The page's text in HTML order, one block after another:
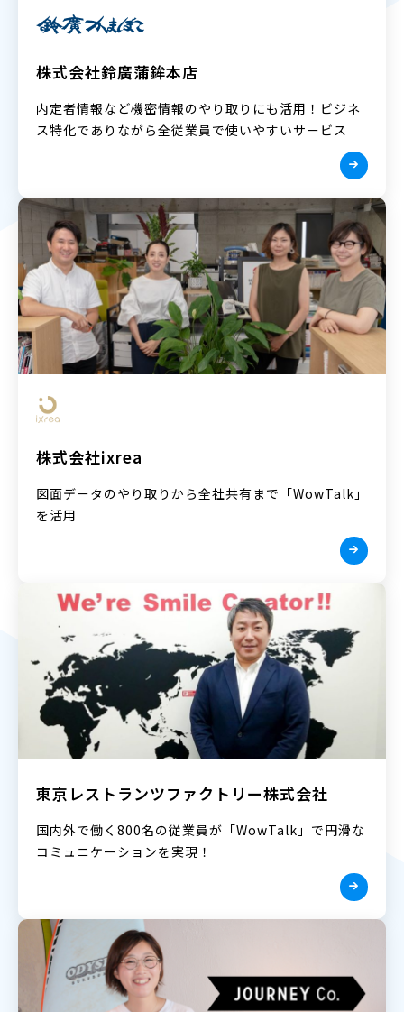
株式会社鈴廣蒲鉾本店
内定者情報など機密情報のやり取りにも活用！ビジネ
ス特化でありながら全従業員で使いやすいサービス
株式会社ixrea
図面データのやり取りから全社共有まで「WowTalk」
を活用
東京レストランツファクトリー株式会社
国内外で働く800名の従業員が「WowTalk」で円滑な
コミュニケーションを実現！